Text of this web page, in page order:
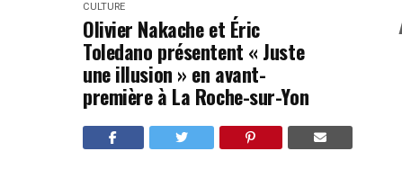
CULTURE
Olivier Nakache et Éric
Toledano présentent « Juste
une illusion » en avant-
première à La Roche-sur-Yon